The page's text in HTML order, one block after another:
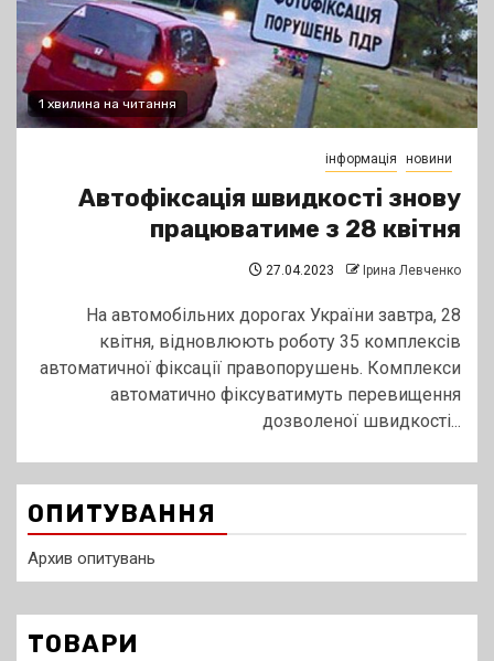
1 хвилина на читання
інформація новини
Автофіксація швидкості знову
працюватиме з 28 квітня
27.04.2023 Ірина Левченко
На автомобільних дорогах України завтра, 28
квітня, відновлюють роботу 35 комплексів
автоматичної фіксації правопорушень. Комплекси
автоматично фіксуватимуть перевищення
дозволеної швидкості...
ОПИТУВАННЯ
Архив опитувань
ТОВАРИ